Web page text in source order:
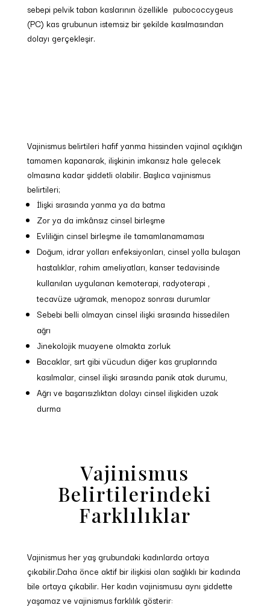
sebepi pelvik taban kaslarının özellikle pubococcygeus
(PC) kas grubunun istemsiz bir şekilde kasılmasından
dolayı gerçekleşir.
Vajinismus belirtileri hafif yanma hissinden vajinal açıklığın
tamamen kapanarak, ilişkinin imkansız hale gelecek
olmasına kadar şiddetli olabilir. Başlıca vajinismus
belirtileri;
İlişki sırasında yanma ya da batma
Zor ya da imkânsız cinsel birleşme
Evliliğin cinsel birleşme ile tamamlanamaması
Doğum, idrar yolları enfeksiyonları, cinsel yolla bulaşan
hastalıklar, rahim ameliyatları, kanser tedavisinde
kullanılan uygulanan kemoterapi, radyoterapi ,
tecavüze uğramak, menopoz sonrası durumlar
Sebebi belli olmayan cinsel ilişki sırasında hissedilen
ağrı
Jinekolojik muayene olmakta zorluk
Bacaklar, sırt gibi vücudun diğer kas gruplarında
kasılmalar, cinsel ilişki sırasında panik atak durumu,
Ağrı ve başarısızlıktan dolayı cinsel ilişkiden uzak
durma
Vajinismus
Belirtilerindeki
Farklılıklar
Vajinismus her yaş grubundaki kadınlarda ortaya
çıkabilir.Daha önce aktif bir ilişkisi olan sağlıklı bir kadında
bile ortaya çıkabilir. Her kadın vajinismusu aynı şiddette
yaşamaz ve vajinismus farklılık gösterir: